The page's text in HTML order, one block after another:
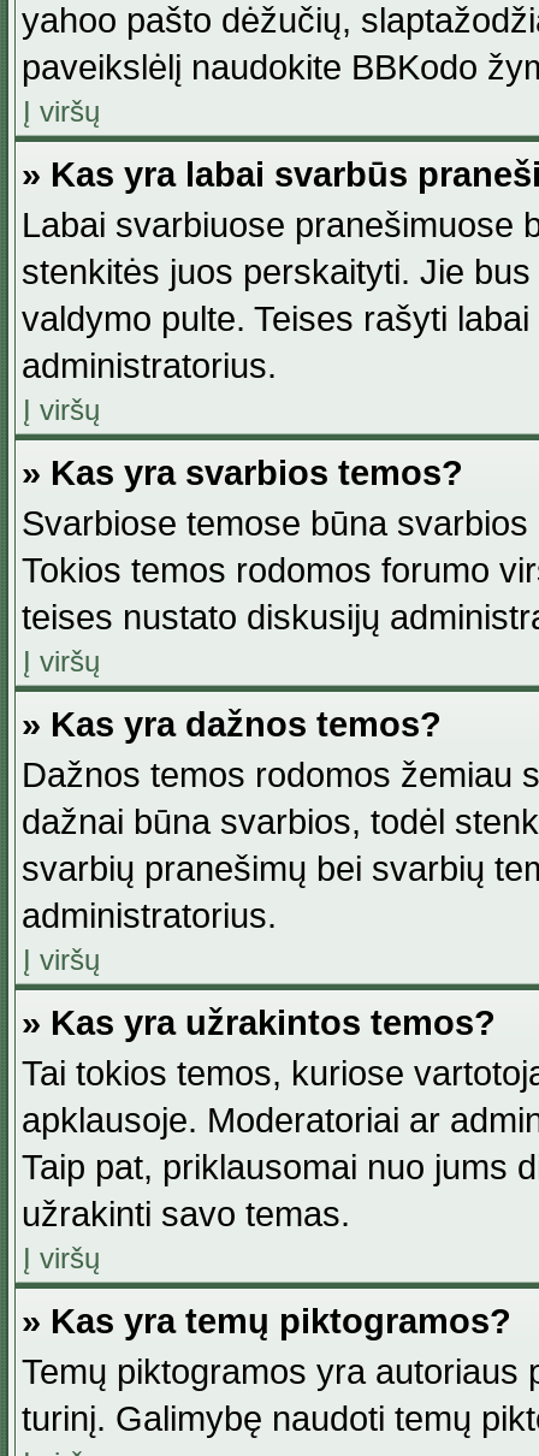
yahoo pašto dėžučių,
paveikslėlį naudokite BBKodo
Į viršų
» Kas yra labai svarbūs
Labai svarbiuose pranešimuose
stenkitės juos perskaityti. Jie
valdymo pulte. Teises rašyti
administratorius.
Į viršų
» Kas yra svarbios temos?
Svarbiose temose būna
Tokios temos rodomos forumo
teises nustato diskusijų
Į viršų
» Kas yra dažnos temos?
Dažnos temos rodomos žemiau
dažnai būna svarbios, todėl
svarbių pranešimų bei svarbių
administratorius.
Į viršų
» Kas yra užrakintos temos?
Tai tokios temos, kuriose
apklausoje. Moderatoriai ar
Taip pat, priklausomai nuo jums
užrakinti savo temas.
Į viršų
» Kas yra temų piktogramos?
Temų piktogramos yra autoriaus
turinį. Galimybę naudoti temų